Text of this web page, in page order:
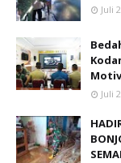
Juli
Juli